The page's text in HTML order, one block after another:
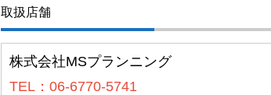
取扱店舗
株式会社MSプランニング
TEL：06-6770-5741